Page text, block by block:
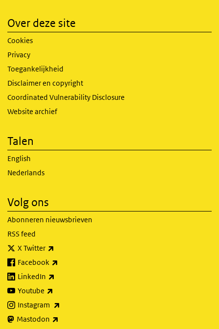
Over deze site
Cookies
Privacy
Toegankelijkheid
Disclaimer en copyright
Coordinated Vulnerability Disclosure
Website archief
Talen
English
Nederlands
Volg ons
Abonneren nieuwsbrieven
RSS feed
X Twitter
Facebook
LinkedIn
Youtube
Instagram
Mastodon